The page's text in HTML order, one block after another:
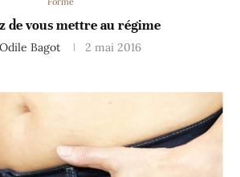
de vous mettre au régime
Odile Bagot 2 mai 2016